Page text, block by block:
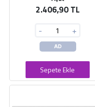
2.406,90 TL
- +
AD
Sepete Ekle